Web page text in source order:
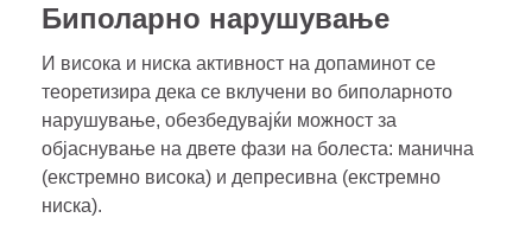
Биполарно нарушување
И висока и ниска активност на допаминот се
теоретизира дека се вклучени во биполарното
нарушување, обезбедувајќи можност за
објаснување на двете фази на болеста: манична
(екстремно висока) и депресивна (екстремно
ниска).